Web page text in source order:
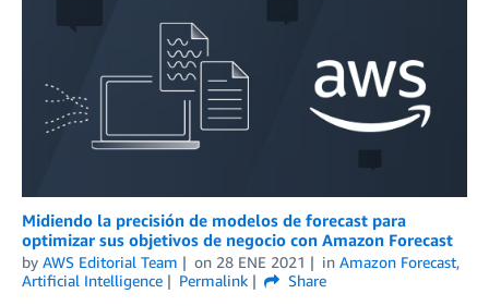
Midiendo la precisión de modelos de forecast para
optimizar sus objetivos de negocio con Amazon Forecast
by AWS Editorial Team on 28 ENE 2021 in Amazon Forecast,
Artificial Intelligence
Permalink
Share